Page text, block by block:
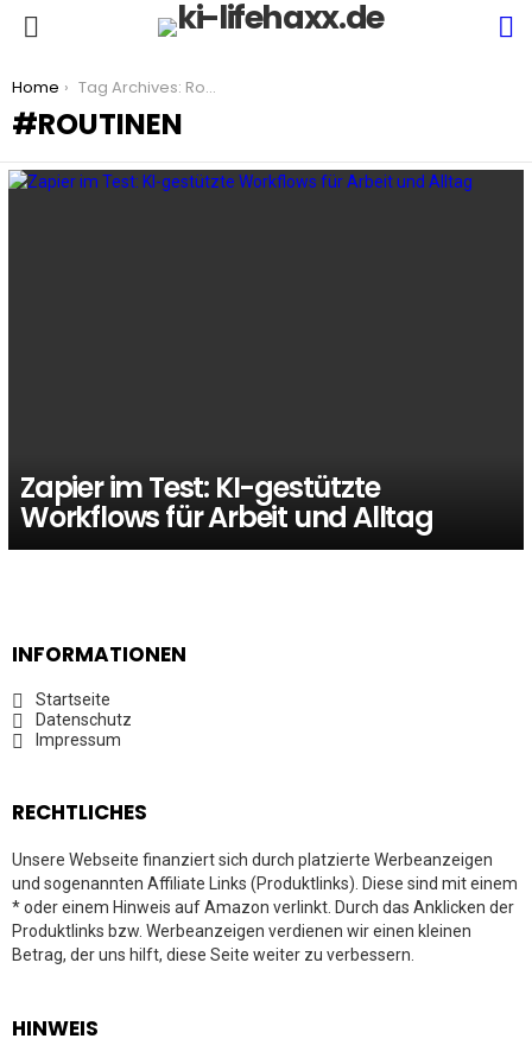
You are here:
Home Tag Archives: Routinen
ROUTINEN
Zapier im Test: KI-gestützte
Workflows für Arbeit und Alltag
INFORMATIONEN
Startseite
Datenschutz
Impressum
RECHTLICHES
Unsere Webseite finanziert sich durch platzierte Werbeanzeigen
und sogenannten Affiliate Links (Produktlinks). Diese sind mit einem
* oder einem Hinweis auf Amazon verlinkt. Durch das Anklicken der
Produktlinks bzw. Werbeanzeigen verdienen wir einen kleinen
Betrag, der uns hilft, diese Seite weiter zu verbessern.
HINWEIS